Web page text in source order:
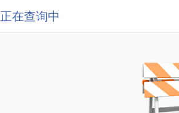
正在查询中